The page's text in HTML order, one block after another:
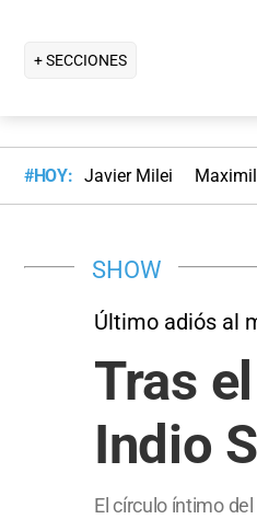
+ SECCIONES
#HOY: Javier Milei
SHOW
Último adiós al
Tras
Indio
El círculo íntimo